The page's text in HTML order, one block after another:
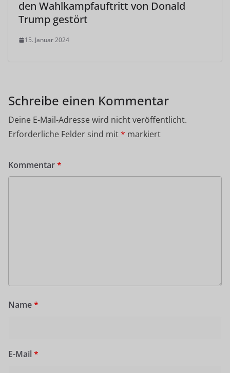
den Wahlkampfauftritt von Donald
Trump gestört
15. Januar 2024
Schreibe einen Kommentar
Deine E-Mail-Adresse wird nicht veröffentlicht.
Erforderliche Felder sind mit* markiert
Kommentar*
Name*
E-Mail *